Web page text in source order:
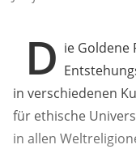
D ie Goldene
in verschiedenen
für ethische
in allen